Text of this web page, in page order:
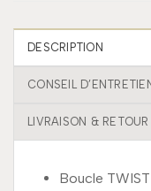
DESCRIPTION
CONSEIL
LIVRAISON & RETOUR
Boucle TWIST